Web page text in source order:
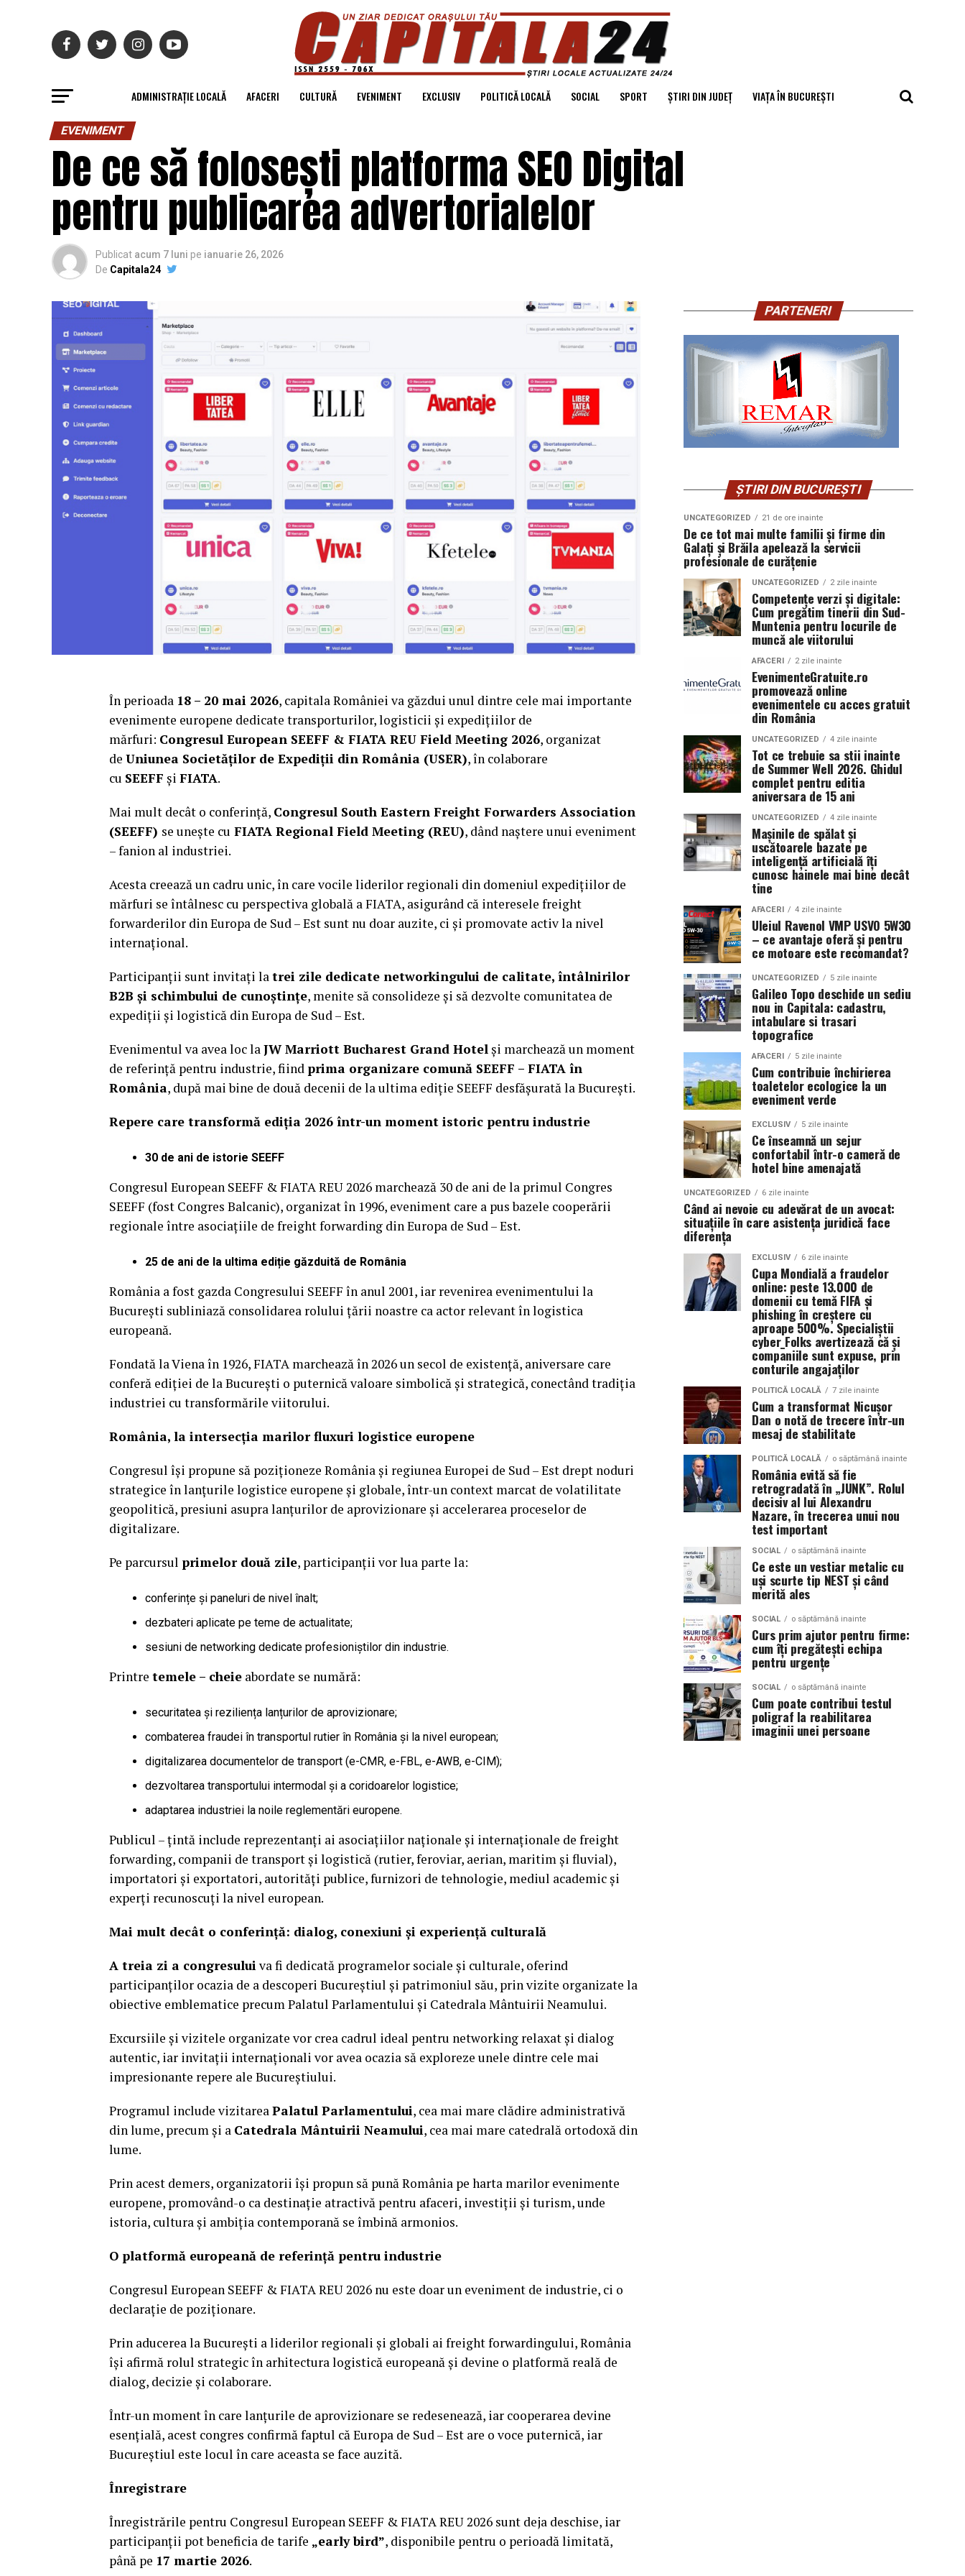
ADMINISTRAȚIE LOCALĂ AFACERI CULTURĂ EVENIMENT EXCLUSIV POLITICĂ LOCALĂ SOCIAL SPORT ȘTIRI DIN JUDEȚ VIAȚA ÎN BUCUREȘTI
EVENIMENT
De ce să folosești platforma SEO Digital
pentru publicarea advertorialelor
Publicat acum 7 luni pe ianuarie 26, 2026
De Capitala24
În perioada 18 – 20 mai 2026, capitala României va găzdui unul dintre cele mai importante
evenimente europene dedicate transporturilor, logisticii și expedițiilor de
mărfuri: Congresul European SEEFF & FIATA REU Field Meeting 2026, organizat
de Uniunea Societăților de Expediții din România (USER), în colaborare
cu SEEFF și FIATA.
Mai mult decât o conferință, Congresul South Eastern Freight Forwarders Association
(SEEFF) se unește cu FIATA Regional Field Meeting (REU), dând naștere unui eveniment
– fanion al industriei.
Acesta creează un cadru unic, în care vocile liderilor regionali din domeniul expedițiilor de
mărfuri se întâlnesc cu perspectiva globală a FIATA, asigurând că interesele freight
forwarderilor din Europa de Sud – Est sunt nu doar auzite, ci și promovate activ la nivel
internațional.
Participanții sunt invitați latrei zile dedicate networkingului de calitate, întâlnirilor
B2B și schimbului de cunoștințe, menite să consolideze și să dezvolte comunitatea de
expediții și logistică din Europa de Sud – Est.
Evenimentul va avea loc laJW Marriott Bucharest Grand Hotelși marchează un moment
de referință pentru industrie, fiind prima organizare comună SEEFF – FIATA în
România, după mai bine de două decenii de la ultima ediție SEEFF desfășurată la București.
Repere care transformă ediția 2026 într-un moment istoric pentru industrie
30 de ani de istorie SEEFF
Congresul European SEEFF & FIATA REU 2026 marchează 30 de ani de la primul Congres
SEEFF (fost Congres Balcanic), organizat în 1996, eveniment care a pus bazele cooperării
regionale între asociațiile de freight forwarding din Europa de Sud – Est.
25 de ani de la ultima ediție găzduită de România
România a fost gazda Congresului SEEFF în anul 2001, iar revenirea evenimentului la
București subliniază consolidarea rolului țării noastre ca actor relevant în logistica
europeană.
Fondată la Viena în 1926, FIATA marchează în 2026 un secol de existență, aniversare care
conferă ediției de la București o puternică valoare simbolică și strategică, conectând tradiția
industriei cu transformările viitorului.
România, la intersecția marilor fluxuri logistice europene
Congresul își propune să poziționeze România și regiunea Europei de Sud – Est drept noduri
strategice în lanțurile logistice europene și globale, într-un context marcat de volatilitate
geopolitică, presiuni asupra lanțurilor de aprovizionare și accelerarea proceselor de
digitalizare.
Pe parcursul primelor două zile, participanții vor lua parte la:
conferințe și paneluri de nivel înalt;
dezbateri aplicate pe teme de actualitate;
sesiuni de networking dedicate profesioniștilor din industrie.
Printre temele – cheie abordate se numără:
securitatea și reziliența lanțurilor de aprovizionare;
combaterea fraudei în transportul rutier în România și la nivel european;
digitalizarea documentelor de transport (e-CMR, e-FBL, e-AWB, e-CIM);
dezvoltarea transportului intermodal și a coridoarelor logistice;
adaptarea industriei la noile reglementări europene.
Publicul – țintă include reprezentanți ai asociațiilor naționale și internaționale de freight
forwarding, companii de transport și logistică (rutier, feroviar, aerian, maritim și fluvial),
importatori și exportatori, autorități publice, furnizori de tehnologie, mediul academic și
experți recunoscuți la nivel european.
Mai mult decât o conferință: dialog, conexiuni și experiență culturală
A treia zi a congresuluiva fi dedicată programelor sociale și culturale, oferind
participanților ocazia de a descoperi Bucureștiul și patrimoniul său, prin vizite organizate la
obiective emblematice precum Palatul Parlamentului și Catedrala Mântuirii Neamului.
Excursiile și vizitele organizate vor crea cadrul ideal pentru networking relaxat și dialog
autentic, iar invitații internaționali vor avea ocazia să exploreze unele dintre cele mai
impresionante repere ale Bucureștiului.
Programul include vizitareaPalatul Parlamentului, cea mai mare clădire administrativă
din lume, precum și a Catedrala Mântuirii Neamului, cea mai mare catedrală ortodoxă din
lume.
Prin acest demers, organizatorii își propun să pună România pe harta marilor evenimente
europene, promovând-o ca destinație atractivă pentru afaceri, investiții și turism, unde
istoria, cultura și ambiția contemporană se îmbină armonios.
O platformă europeană de referință pentru industrie
Congresul European SEEFF & FIATA REU 2026 nu este doar un eveniment de industrie, ci o
declarație de poziționare.
Prin aducerea la București a liderilor regionali și globali ai freight forwardingului, România
își afirmă rolul strategic în arhitectura logistică europeană și devine o platformă reală de
dialog, decizie și colaborare.
Într-un moment în care lanțurile de aprovizionare se redesenează, iar cooperarea devine
esențială, acest congres confirmă faptul că Europa de Sud – Est are o voce puternică, iar
Bucureștiul este locul în care aceasta se face auzită.
Înregistrare
Înregistrările pentru Congresul European SEEFF & FIATA REU 2026 sunt deja deschise, iar
participanții pot beneficia de tarife „early bird”, disponibile pentru o perioadă limitată,
până pe 17 martie 2026.
PARTENERI
ȘTIRI DIN BUCUREȘTI
UNCATEGORIZED 21 de ore inainte
De ce tot mai multe familii și firme din
Galați și Brăila apelează la servicii
profesionale de curățenie
UNCATEGORIZED 2 zile inainte
Competențe verzi și digitale:
Cum pregătim tinerii din Sud-
Muntenia pentru locurile de
muncă ale viitorului
AFACERI 2 zile inainte
EvenimenteGratuite.ro
promovează online
evenimentele cu acces gratuit
din România
UNCATEGORIZED 4 zile inainte
Tot ce trebuie sa stii inainte
de Summer Well 2026. Ghidul
complet pentru editia
aniversara de 15 ani
UNCATEGORIZED 4 zile inainte
Mașinile de spălat și
uscătoarele bazate pe
inteligență artificială îți
cunosc hainele mai bine decât
tine
AFACERI 4 zile inainte
Uleiul Ravenol VMP USVO 5W30
– ce avantaje oferă și pentru
ce motoare este recomandat?
UNCATEGORIZED 5 zile inainte
Galileo Topo deschide un sediu
nou in Capitala: cadastru,
intabulare si trasari
topografice
AFACERI 5 zile inainte
Cum contribuie închirierea
toaletelor ecologice la un
eveniment verde
EXCLUSIV 5 zile inainte
Ce înseamnă un sejur
confortabil într-o cameră de
hotel bine amenajată
UNCATEGORIZED 6 zile inainte
Când ai nevoie cu adevărat de un avocat:
situațiile în care asistența juridică face
diferența
EXCLUSIV 6 zile inainte
Cupa Mondială a fraudelor
online: peste 13.000 de
domenii cu temă FIFA și
phishing în creștere cu
aproape 500%. Specialiștii
cyber_Folks avertizează că și
companiile sunt expuse, prin
conturile angajaților
POLITICĂ LOCALĂ 7 zile inainte
Cum a transformat Nicușor
Dan o notă de trecere într-un
mesaj de stabilitate
POLITICĂ LOCALĂ o săptămână inainte
România evită să fie
retrogradată în „JUNK”. Rolul
decisiv al lui Alexandru
Nazare, în trecerea unui nou
test important
SOCIAL o săptămână inainte
Ce este un vestiar metalic cu
uși scurte tip NEST și când
merită ales
SOCIAL o săptămână inainte
Curs prim ajutor pentru firme:
cum îți pregătești echipa
pentru urgențe
SOCIAL o săptămână inainte
Cum poate contribui testul
poligraf la reabilitarea
imaginii unei persoane